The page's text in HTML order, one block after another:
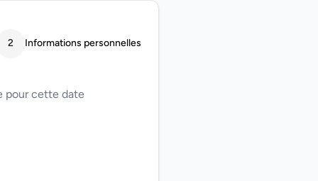
2 Informations personnelles
pour cette date